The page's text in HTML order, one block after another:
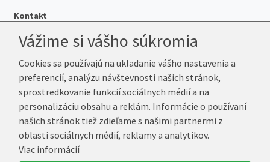
Kontakt
Telefón:+421 222 205 863
E-mail:info@kup-sosovky.sk
Reklamačná adresa
Andrea Votavová
Revoluční 1017
290 01 Poděbrady
Česká republika
Vážime si vášho súkromia
Cookies sa používajú na ukladanie vášho nastavenia a
preferencií, analýzu návštevnosti našich stránok,
sprostredkovanie funkcií sociálnych médií a na
personalizáciu obsahu a reklám. Informácie o používaní
našich stránok tiež zdieľame s našimi partnermi z
oblasti sociálnych médií, reklamy a analytikov.
Viac informácií